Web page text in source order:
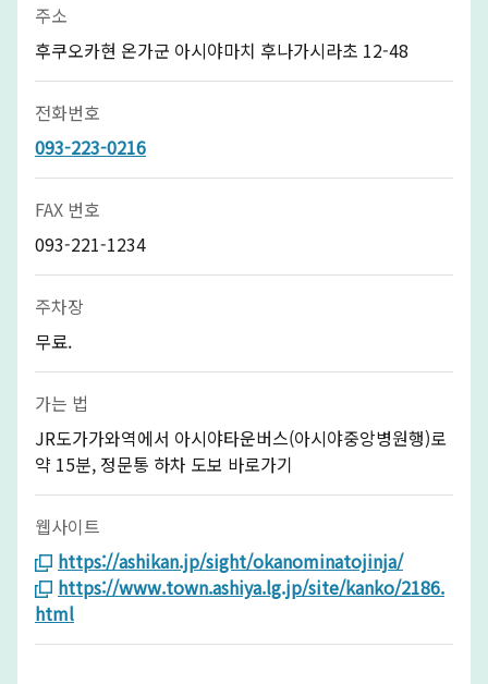
주소
후쿠오카현 온가군 아시야마치 후나가시라초 12-48
전화번호
093-223-0216
FAX 번호
093-221-1234
주차장
무료.
가는 법
JR도가가와역에서 아시야타운버스(아시야중앙병원행)로
약 15분, 정문통 하차 도보 바로가기
웹사이트
https://ashikan.jp/sight/okanominatojinja/
https://www.town.ashiya.lg.jp/site/kanko/2186.
html